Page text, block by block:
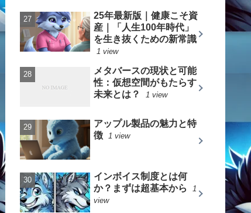
25年最新版｜健康こそ資
産｜「人生100年時代」
を生き抜くための新常識
1 view
メタバースの現状と可能
性：仮想空間がもたらす
未来とは？
1 view
アップル製品の魅力と特
徴
1 view
インボイス制度とは何
か？まずは超基本から
1
view